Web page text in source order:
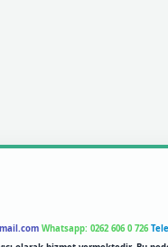
Whatsapp: 0262 606 0 726